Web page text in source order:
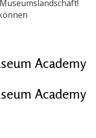
Academy
Academy